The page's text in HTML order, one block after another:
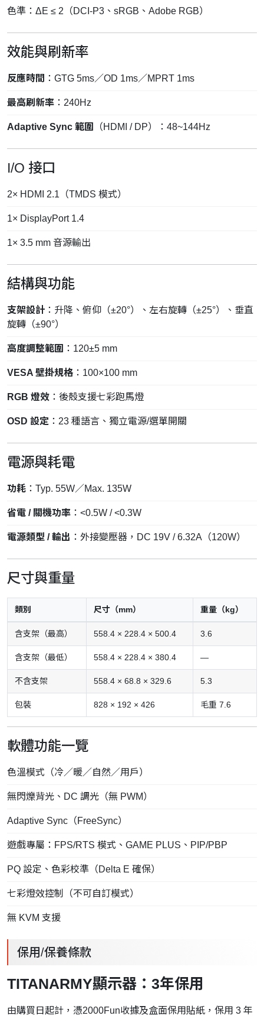
色準：ΔE ≤ 2（DCI-P3、sRGB、Adobe RGB）
效能與刷新率
反應時間 ：GTG 5ms／OD 1ms／MPRT 1ms
最高刷新率 ：240Hz
Adaptive Sync 範圍 （HDMI / DP）：48~144Hz
I/O 接口
2× HDMI 2.1（TMDS 模式）
1× DisplayPort 1.4
1× 3.5 mm 音源輸出
結構與功能
支架設計 ：升降、俯仰（±20°）、左右旋轉（±25°）、垂直
旋轉（±90°）
高度調整範圍 ：120±5 mm
VESA 壁掛規格 ：100×100 mm
RGB 燈效 ：後殼支援七彩跑馬燈
OSD 設定 ：23 種語言、獨立電源/選單開關
電源與耗電
功耗 ：Typ. 55W／Max. 135W
省電 / 關機功率 ：<0.5W / <0.3W
電源類型 / 輸出 ：外接變壓器，DC 19V / 6.32A（120W）
尺寸與重量
類別 尺寸（mm） 重量（kg）
含支架（最高） 558.4 × 228.4 × 500.4 3.6
含支架（最低） 558.4 × 228.4 × 380.4 —
不含支架 558.4 × 68.8 × 329.6 5.3
包裝 828 × 192 × 426 毛重 7.6
軟體功能一覽
色溫模式（冷／暖／自然／用戶）
無閃爍背光、DC 調光（無 PWM）
Adaptive Sync（FreeSync）
遊戲專屬：FPS/RTS 模式、GAME PLUS、PIP/PBP
PQ 設定、色彩校準（Delta E 確保）
七彩燈效控制（不可自訂模式）
無 KVM 支援
保用/保養條款
TITANARMY顯示器：3年保用
由購買日起計，憑2000Fun收據及盒面保用貼紙，保用 3 年